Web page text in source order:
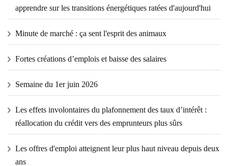
apprendre sur les transitions énergétiques ratées d'aujourd'hui
Minute de marché : ça sent l'esprit des animaux
Fortes créations d’emplois et baisse des salaires
Semaine du 1er juin 2026
Les effets involontaires du plafonnement des taux d’intérêt :
réallocation du crédit vers des emprunteurs plus sûrs
Les offres d'emploi atteignent leur plus haut niveau depuis deux
ans